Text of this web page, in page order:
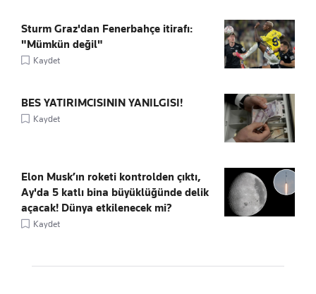
Sturm Graz'dan Fenerbahçe itirafı:
"Mümkün değil"
Kaydet
BES YATIRIMCISININ YANILGISI!
Kaydet
Elon Musk’ın roketi kontrolden çıktı,
Ay'da 5 katlı bina büyüklüğünde delik
açacak! Dünya etkilenecek mi?
Kaydet